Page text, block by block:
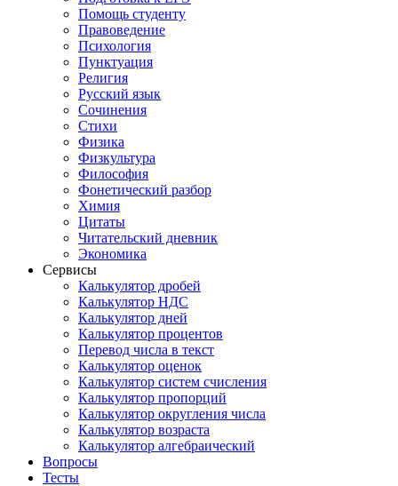
Помощь студенту
Правоведение
Психология
Пунктуация
Религия
Русский язык
Сочинения
Стихи
Физика
Физкультура
Философия
Фонетический разбор
Химия
Цитаты
Читательский дневник
Экономика
Сервисы
Калькулятор дробей
Калькулятор НДС
Калькулятор дней
Калькулятор процентов
Перевод числа в текст
Калькулятор оценок
Калькулятор систем счисления
Калькулятор пропорций
Калькулятор округления числа
Калькулятор возраста
Калькулятор алгебраический
Вопросы
Тесты